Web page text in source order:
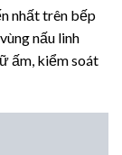
nhất trên bếp
nấu linh
ấm, kiểm soát